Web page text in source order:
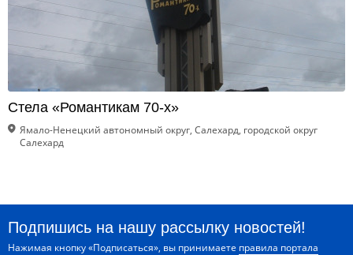
Стела «Романтикам 70-х»
Ямало-Ненецкий автономный округ, Салехард, городской округ
Салехард
Подпишись на нашу рассылку новостей!
Нажимая кнопку «Подписаться», вы принимаете правила портала